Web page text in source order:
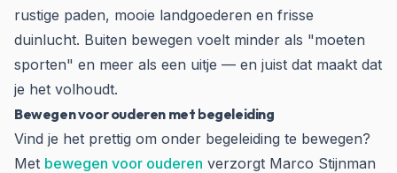
rustige paden, mooie landgoederen en frisse
duinlucht. Buiten bewegen voelt minder als "moeten
sporten" en meer als een uitje — en juist dat maakt dat
je het volhoudt.
Bewegen voor ouderen met begeleiding
Vind je het prettig om onder begeleiding te bewegen?
Met bewegen voor ouderen verzorgt Marco Stijnman